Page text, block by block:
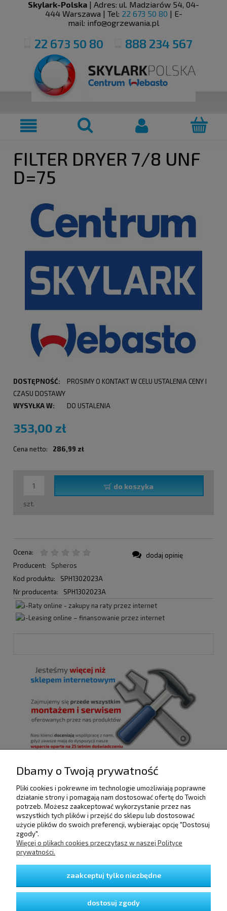
Skylark-Polska | Adres: ul. Madziarów 54, 04-
444 Warszawa | Tel: 22 673 50 80 | E-
mail: info@ogrzewania.pl
22 673 50 80 888 234 567
FILTER DRYER 7/8 UNF
D=75
DOSTĘPNOŚĆ:
PROSIMY O KONTAKT W CELU USTALENIA CENY I
CZASU DOSTAWY
WYSYŁKA W:
DO USTALENIA
353,00 zł
Cena netto: 286,99 zł
szt.
do koszyka
Ocena:
Producent:
Spheros
Kod produktu:
SPH1302023A
Nr producenta:
SPH1302023A
dodaj opinię
POMOC
DOSTAWA I PŁATNOŚCI
GWARANCJA I ZWROTY
Dbamy o Twoją prywatność
Pliki cookies i pokrewne im technologie umożliwiają poprawne
działanie strony i pomagają nam dostosować ofertę do Twoich
potrzeb. Możesz zaakceptować wykorzystanie przez nas
wszystkich tych plików i przejść do sklepu lub dostosować
użycie plików do swoich preferencji, wybierając opcję "Dostosuj
zgody".
Więcej o plikach cookies przeczytasz w naszej Polityce
prywatności.
zaakceptuj tylko niezbędne
dostosuj zgody